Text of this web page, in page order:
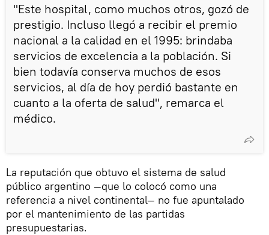
"Este hospital, como muchos otros, gozó de
prestigio. Incluso llegó a recibir el premio
nacional a la calidad en el 1995: brindaba
servicios de excelencia a la población. Si
bien todavía conserva muchos de esos
servicios, al día de hoy perdió bastante en
cuanto a la oferta de salud", remarca el
médico.
La reputación que obtuvo el sistema de salud
público argentino —que lo colocó como una
referencia a nivel continental— no fue apuntalado
por el mantenimiento de las partidas
presupuestarias.